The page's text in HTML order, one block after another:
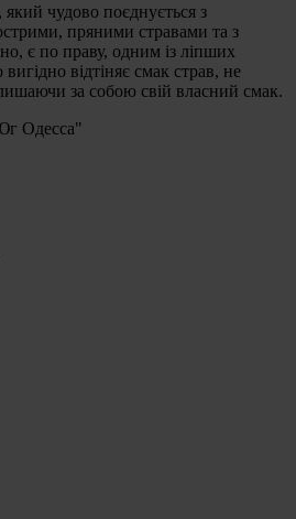
чудово поєднується з
пряними стравами та з
є по праву, одним із ліпших
відтіняє смак страв, не
за собою свій власний смак.
Одесса"